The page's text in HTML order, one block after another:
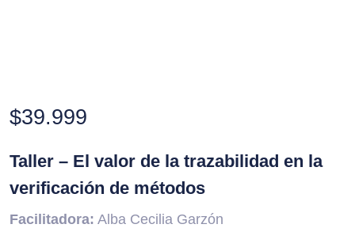
$39.999
Taller – El valor de la trazabilidad en la
verificación de métodos
Facilitadora: Alba Cecilia Garzón